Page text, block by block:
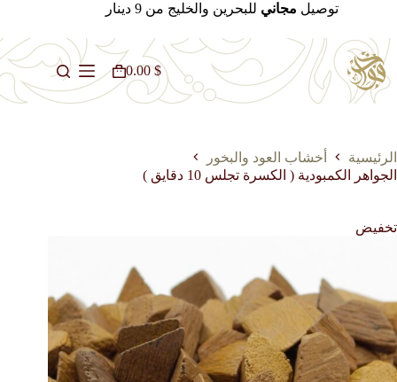
المحتوى
توصيل مجاني للبحرين والخليج من 9 دينار
عربة
التسوق
0.00$
الرئيسية
أخشاب العود والبخور
الجواهر الكمبودية ( الكسرة تجلس 10 دقايق )
تخفيض